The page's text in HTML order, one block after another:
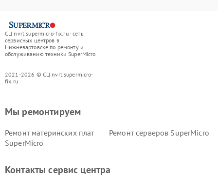
СЦ nvrt.supermicro-fix.ru - сеть
сервисных центров в
Нижневартовске по ремонту и
обслуживанию техники SuperMicro
2021-2026 © СЦ nvrt.supermicro-
fix.ru
Мы ремонтируем
Ремонт материнских плат
SuperMicro
Ремонт серверов SuperMicro
Контакты сервис центра